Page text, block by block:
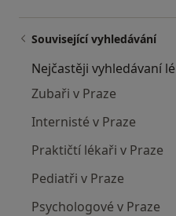
Související vyhledávání
Nejčastěji vyhledávaní
Zubaři v Praze
Internisté v Praze
Praktičtí lékaři v Praze
Pediatři v Praze
Psychologové v Praze